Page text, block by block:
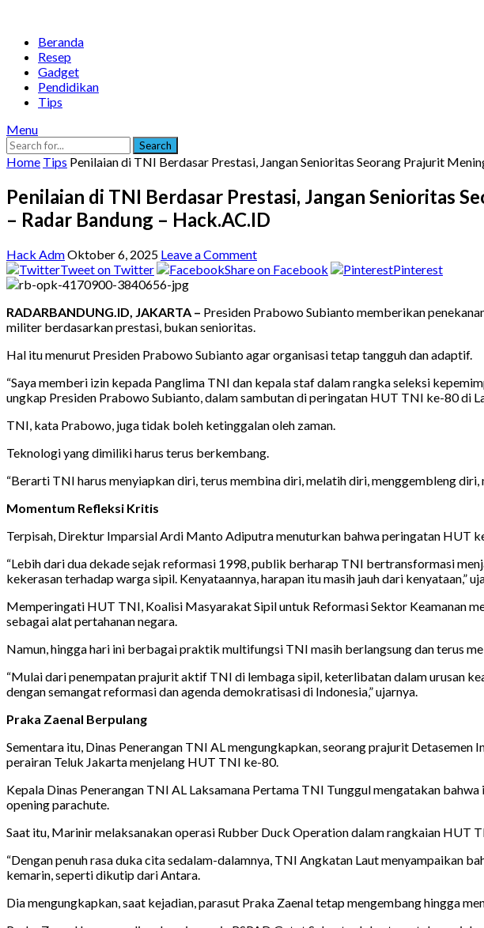
Beranda
Resep
Gadget
Pendidikan
Tips
Menu
Search
Home Tips Penilaian di TNI Berdasar Prestasi, Jangan Senioritas Seorang Prajurit
Penilaian di TNI Berdasar Prestasi, Jangan Senioritas
– Radar Bandung – Hack.AC.ID
Hack AdmOktober 6, 2025 Leave a Comment
Tweet on Twitter
Share on Facebook Pinterest
RADARBANDUNG.ID, JAKARTA – Presiden Prabowo Subianto memberikan
militer berdasarkan prestasi, bukan senioritas.
Hal itu menurut Presiden Prabowo Subianto agar organisasi tetap tangguh dan adaptif.
“Saya memberi izin kepada Panglima TNI dan kepala staf dalam rangka seleksi
ungkap Presiden Prabowo Subianto, dalam sambutan di peringatan HUT TNI ke-80 di
TNI, kata Prabowo, juga tidak boleh ketinggalan oleh zaman.
Teknologi yang dimiliki harus terus berkembang.
“Berarti TNI harus menyiapkan diri, terus membina diri, melatih diri, menggembleng
Momentum Refleksi Kritis
Terpisah, Direktur Imparsial Ardi Manto Adiputra menuturkan bahwa peringatan HUT
“Lebih dari dua dekade sejak reformasi 1998, publik berharap TNI bertransformasi
kekerasan terhadap warga sipil. Kenyataannya, harapan itu masih jauh dari kenyataan,”
Memperingati HUT TNI, Koalisi Masyarakat Sipil untuk Reformasi Sektor Keamanan
sebagai alat pertahanan negara.
Namun, hingga hari ini berbagai praktik multifungsi TNI masih berlangsung dan terus
“Mulai dari penempatan prajurit aktif TNI di lembaga sipil, keterlibatan dalam urusan
dengan semangat reformasi dan agenda demokratisasi di Indonesia,” ujarnya.
Praka Zaenal Berpulang
Sementara itu, Dinas Penerangan TNI AL mengungkapkan, seorang prajurit
perairan Teluk Jakarta menjelang HUT TNI ke-80.
Kepala Dinas Penerangan TNI AL Laksamana Pertama TNI Tunggul mengatakan
opening parachute.
Saat itu, Marinir melaksanakan operasi Rubber Duck Operation dalam rangkaian HUT
“Dengan penuh rasa duka cita sedalam-dalamnya, TNI Angkatan Laut menyampaikan
kemarin, seperti dikutip dari Antara.
Dia mengungkapkan, saat kejadian, parasut Praka Zaenal tetap mengembang hingga